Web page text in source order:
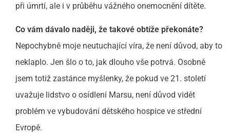
při úmrtí, ale i v průběhu vážného onemocnění dítěte.
Co vám dávalo naději, že takové obtíže překonáte?
Nepochybně moje neutuchající víra, že není důvod, aby to
neklaplo. Jen šlo o to, jak dlouho vše potrvá. Osobně
jsem totiž zastánce myšlenky, že pokud ve 21. století
uvažuje lidstvo o osídlení Marsu, není důvod vidět
problém ve vybudování dětského hospice ve střední
Evropě.